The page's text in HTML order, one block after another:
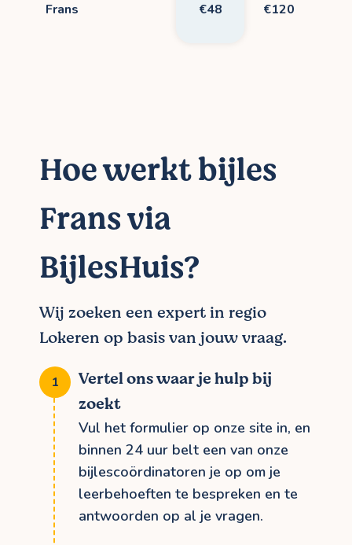
Frans
€48
€120
Hoe werkt bijles
Frans via
BijlesHuis?
Wij zoeken een expert in regio
Lokeren op basis van jouw vraag.
Vertel ons waar je hulp bij
zoekt
Vul het formulier op onze site in, en
binnen 24 uur belt een van onze
bijlescoördinatoren je op om je
leerbehoeften te bespreken en te
antwoorden op al je vragen.